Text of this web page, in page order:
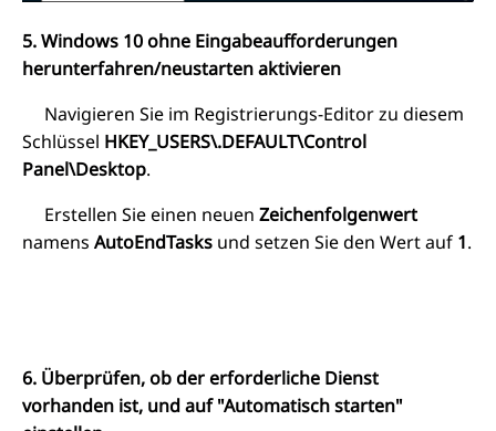
5. Windows 10 ohne Eingabeaufforderungen
herunterfahren/neustarten aktivieren
Navigieren Sie im Registrierungs-Editor zu diesem
Schlüssel HKEY_USERS\.DEFAULT\Control
Panel\Desktop.
Erstellen Sie einen neuen Zeichenfolgenwert
namens AutoEndTasks und setzen Sie den Wert auf 1.
6. Überprüfen, ob der erforderliche Dienst
vorhanden ist, und auf "Automatisch starten"